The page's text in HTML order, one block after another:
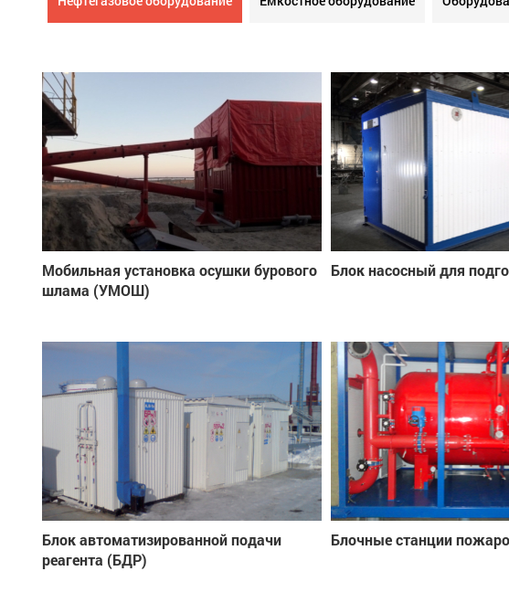
Мобильная установка осушки бурового
шлама (УМОШ)
Блок насосный для
Блок автоматизированной подачи
реагента (БДР)
Блочные станции